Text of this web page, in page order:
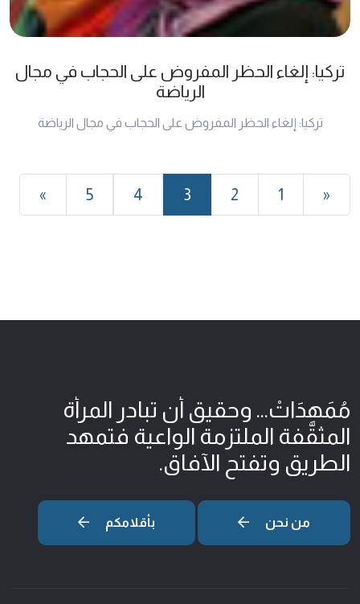
تركيا: إلغاء الحظر المفروض على الحجاب في مجال
الرياضة
تركيا: إلغاء الحظر المفروض على الحجاب في مجال الرياضة
«
1
2
3
4
5
»
مُمَهِدَاتْ... وحقيق أن تبادر المرأة
المثقّفة الملتزمة الواعية فتمهد
الطريق وتفتح الآفاق.
من نحن بأقلامكم